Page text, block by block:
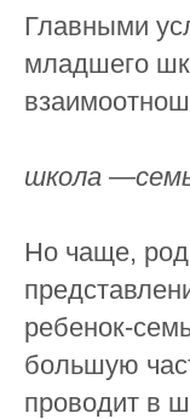
Главными
младшего
школа
Но чаще,
ребенок-
большую
проводит в